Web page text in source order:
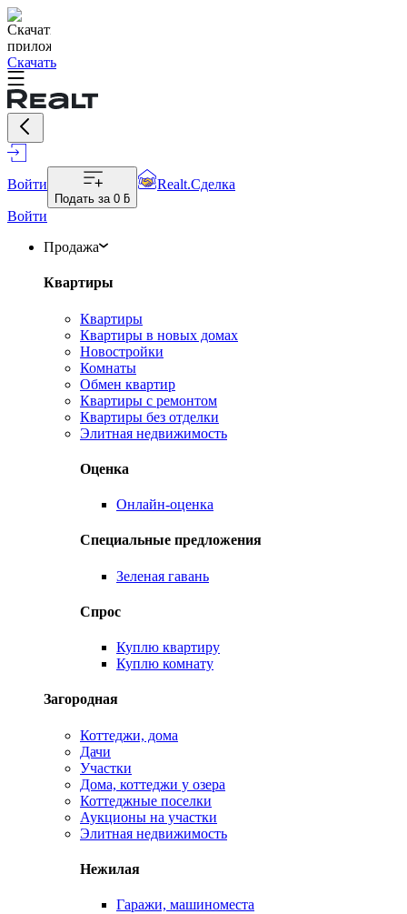
Скачать
Войти
Подать за 0 ƃ
Realt.Сделка
Войти
Продажа
Квартиры
Квартиры
Квартиры в новых домах
Новостройки
Комнаты
Обмен квартир
Квартиры с ремонтом
Квартиры без отделки
Элитная недвижимость
Оценка
Онлайн-оценка
Специальные предложения
Зеленая гавань
Спрос
Куплю квартиру
Куплю комнату
Загородная
Коттеджи, дома
Дачи
Участки
Дома, коттеджи у озера
Коттеджные поселки
Аукционы на участки
Элитная недвижимость
Нежилая
Гаражи, машиноместа